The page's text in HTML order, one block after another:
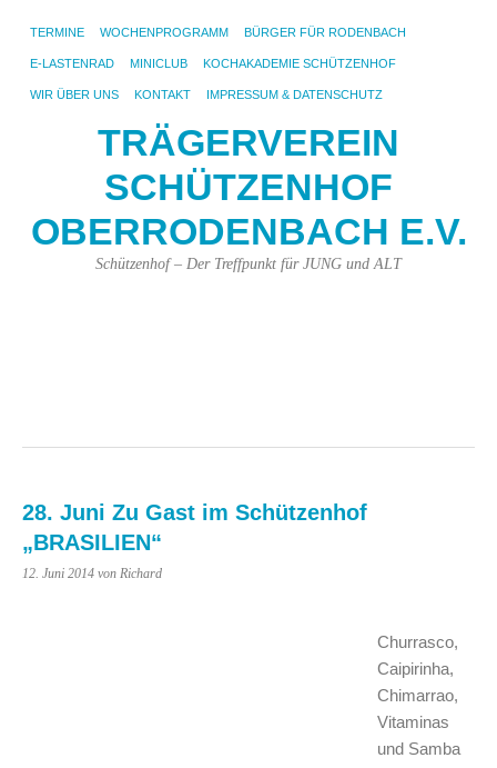
TERMINE WOCHENPROGRAMM BÜRGER FÜR RODENBACH
E-LASTENRAD MINICLUB KOCHAKADEMIE SCHÜTZENHOF
WIR ÜBER UNS KONTAKT IMPRESSUM & DATENSCHUTZ
TRÄGERVEREIN
SCHÜTZENHOF
OBERRODENBACH E.V.
Schützenhof – Der Treffpunkt für JUNG und ALT
28. Juni Zu Gast im Schützenhof
„BRASILIEN“
12. Juni 2014 von Richard
Churrasco,
Caipirinha,
Chimarrao,
Vitaminas
und Samba